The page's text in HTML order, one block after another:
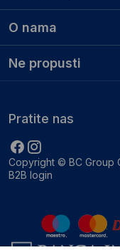
O nama
Ne propusti
Copyright © BC Group
B2B login
Pratite nas